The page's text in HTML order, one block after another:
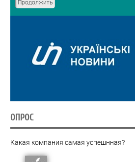
ОПРОС
Какая компания самая успешнная?